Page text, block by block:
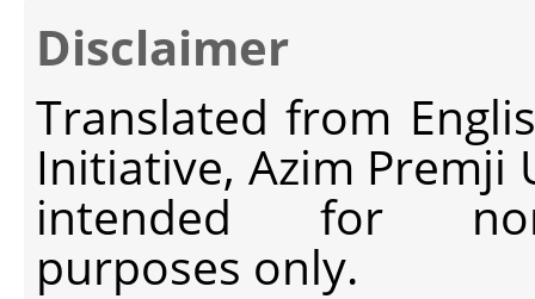
Disclaimer
Translated from
Initiative, Azim Premji
intended for non-
purposes only.